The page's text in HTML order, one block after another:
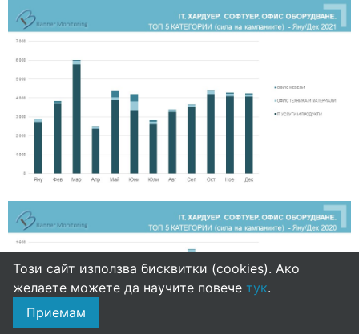
Този сайт използва бисквитки (cookies). Ако
желаете можете да научите повече тук.
Приемам